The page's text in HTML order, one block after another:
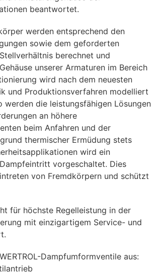
beantwortet.
werden entsprechend den
sowie dem geforderten
berechnet und
unserer Armaturen im Bereich
wird nach dem neuesten
und Produktionsverfahren modelliert
werden die leistungsfähigen Lösungen
an höhere
beim Anfahren und der
thermischer Ermüdung stets
wird ein
vorgeschaltet. Dies
von Fremdkörpern und schützt
für höchste Regelleistung in der
mit einzigartigem Service- und
Dampf­um­form­ven­tile aus: